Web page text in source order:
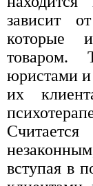
зависит
которые
товаром.
юристами
их
вступая в